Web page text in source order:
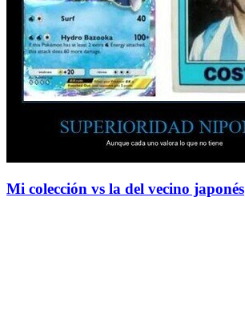
Mi colección vs la del vecino japonés